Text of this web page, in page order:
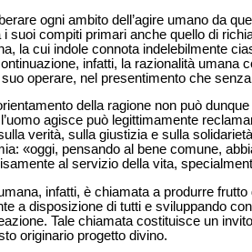
ogni ambito dell’agire umano da
i suoi compiti primari anche quello di
la cui indole connota indelebilmente
infatti, la razionalità umana
operare, nel presentimento che
della ragione non può
agisce può legittimamente
verità, sulla giustizia e sulla
«oggi, pensando al bene comune,
al servizio della vita,
infatti, è chiamata a produrre
a disposizione di tutti e sviluppando
Tale chiamata costituisce un
originario progetto divino.